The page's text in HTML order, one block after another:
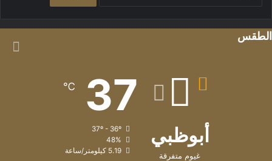
ث
الطقس
أبوظبي
غيوم متفرقة
37
℃
37º - 36º
48%
5.19 كيلومتر/ساعة